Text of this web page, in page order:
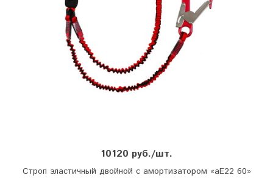
10120 руб./шт.
Строп эластичный двойной с амортизатором «аЕ22 60»